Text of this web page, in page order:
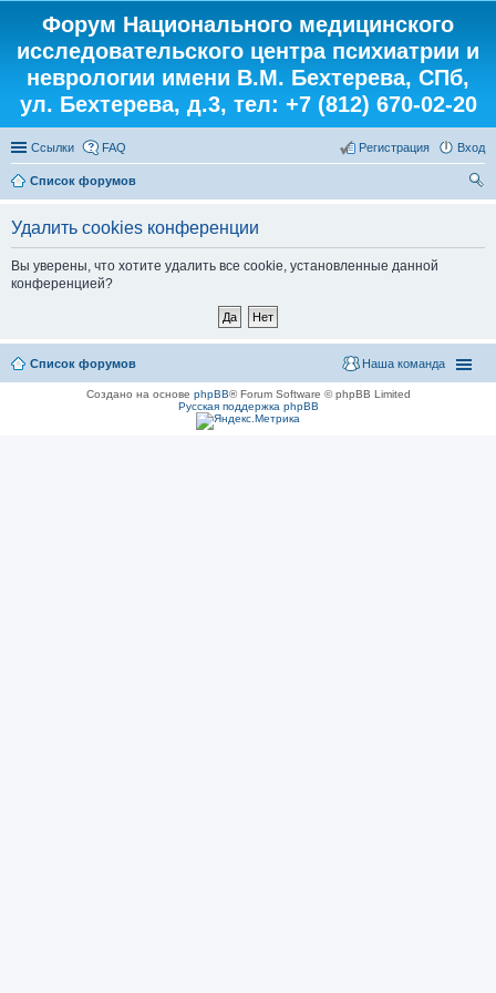
Форум Национального медицинского
исследовательского центра психиатрии и
неврологии имени В.М. Бехтерева, СПб,
ул. Бехтерева, д.3, тел: +7 (812) 670-02-20
Ссылки FAQ Вход
Регистрация
Список форумов
Удалить cookies конференции
Вы уверены, что хотите удалить все cookie, установленные данной
конференцией?
Список форумов Наша команда
Создано на основе phpBB® Forum Software © phpBB Limited
Русская поддержка phpBB